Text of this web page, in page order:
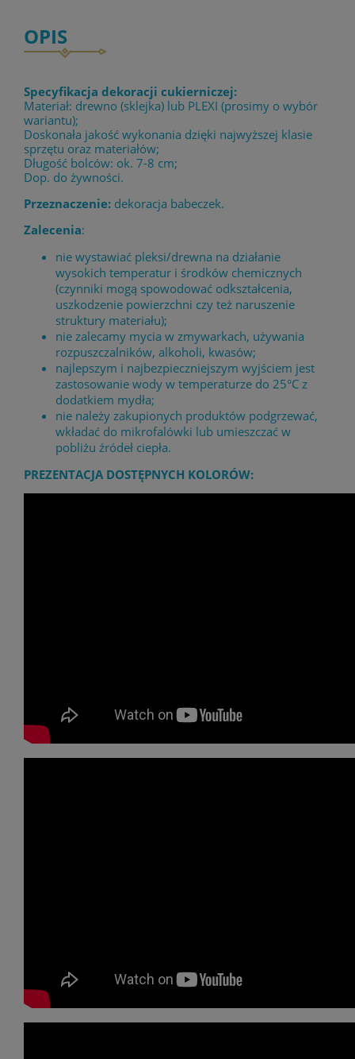
OPIS
Specyfikacja dekoracji cukierniczej:
Materiał: drewno (sklejka) lub PLEXI (prosimy o wybór
wariantu);
Doskonała jakość wykonania dzięki najwyższej klasie
sprzętu oraz materiałów;
Długość bolców: ok. 7-8 cm;
Dop. do żywności.
Przeznaczenie: dekoracja babeczek.
Zalecenia:
nie wystawiać pleksi/drewna na działanie
wysokich temperatur i środków chemicznych
(czynniki mogą spowodować odkształcenia,
uszkodzenie powierzchni czy też naruszenie
struktury materiału);
nie zalecamy mycia w zmywarkach, używania
rozpuszczalników, alkoholi, kwasów;
najlepszym i najbezpieczniejszym wyjściem jest
zastosowanie wody w temperaturze do 25°C z
dodatkiem mydła;
nie należy zakupionych produktów podgrzewać,
wkładać do mikrofalówki lub umieszczać w
pobliżu źródeł ciepła.
PREZENTACJA DOSTĘPNYCH KOLORÓW: